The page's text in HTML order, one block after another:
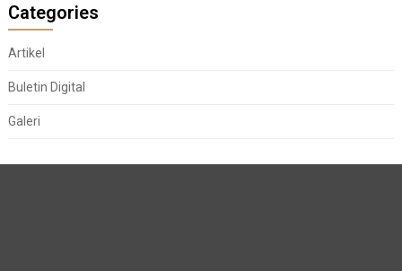
Categories
Artikel
Buletin Digital
Galeri